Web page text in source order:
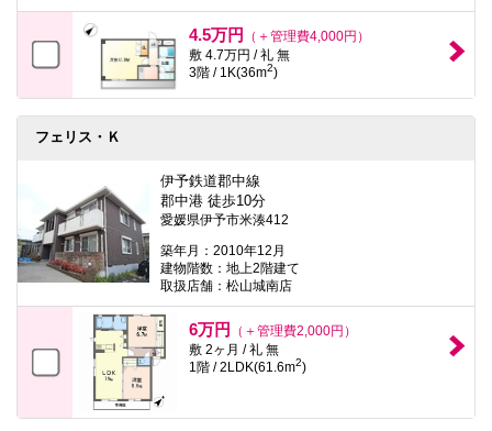
4.5万円
（＋管理費4,000円）
敷 4.7万円 / 礼 無
3階 / 1K(36m2)
フェリス・Ｋ
伊予鉄道郡中線
郡中港 徒歩10分
愛媛県伊予市米湊412
築年月：2010年12月
建物階数：地上2階建て
取扱店舗：松山城南店
6万円
（＋管理費2,000円）
敷 2ヶ月 / 礼 無
1階 / 2LDK(61.6m2)